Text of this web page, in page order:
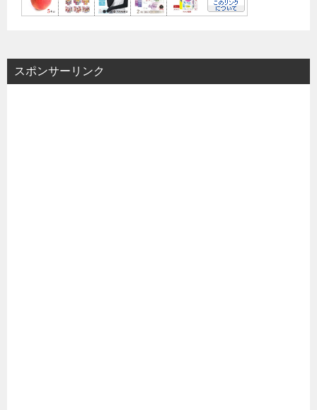
スポンサーリンク